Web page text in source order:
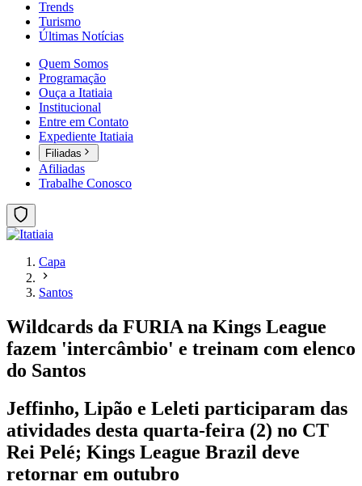
Trends
Turismo
Últimas Notícias
Quem Somos
Programação
Ouça a Itatiaia
Institucional
Entre em Contato
Expediente Itatiaia
Filiadas
Afiliadas
Trabalhe Conosco
Capa
Santos
Wildcards da FURIA na Kings League
fazem 'intercâmbio' e treinam com elenco
do Santos
Jeffinho, Lipão e Leleti participaram das
atividades desta quarta-feira (2) no CT
Rei Pelé; Kings League Brazil deve
retornar em outubro